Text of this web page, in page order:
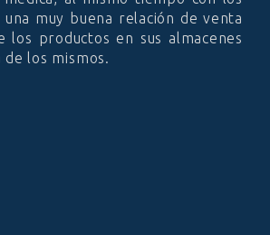
una muy buena relación de venta
los productos en sus almacenes
los mismos.